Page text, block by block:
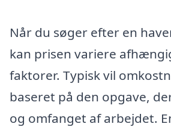
Når du søger efter en
kan prisen variere
faktorer. Typisk vil
baseret på den opgave,
og omfanget af arbejdet.